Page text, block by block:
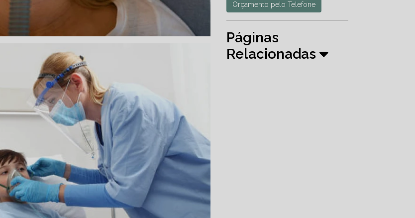
Orçamento pelo Telefone
Páginas
Relacionadas